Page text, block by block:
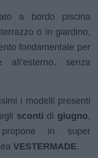
a bordo piscina
o in giardino,
fondamentale per
senza
i modelli presenti
sconti di giugno,
in super
VESTERMADE.